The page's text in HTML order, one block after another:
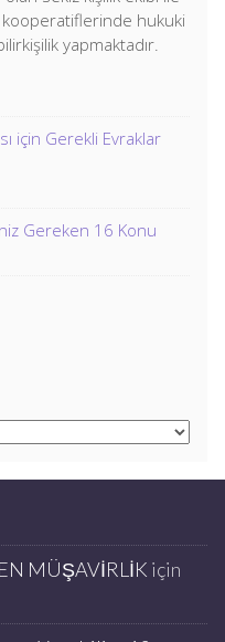
hukuki
yapmaktadır.
için Gerekli Evraklar
Gereken 16 Konu
MÜŞAVİRLİK için